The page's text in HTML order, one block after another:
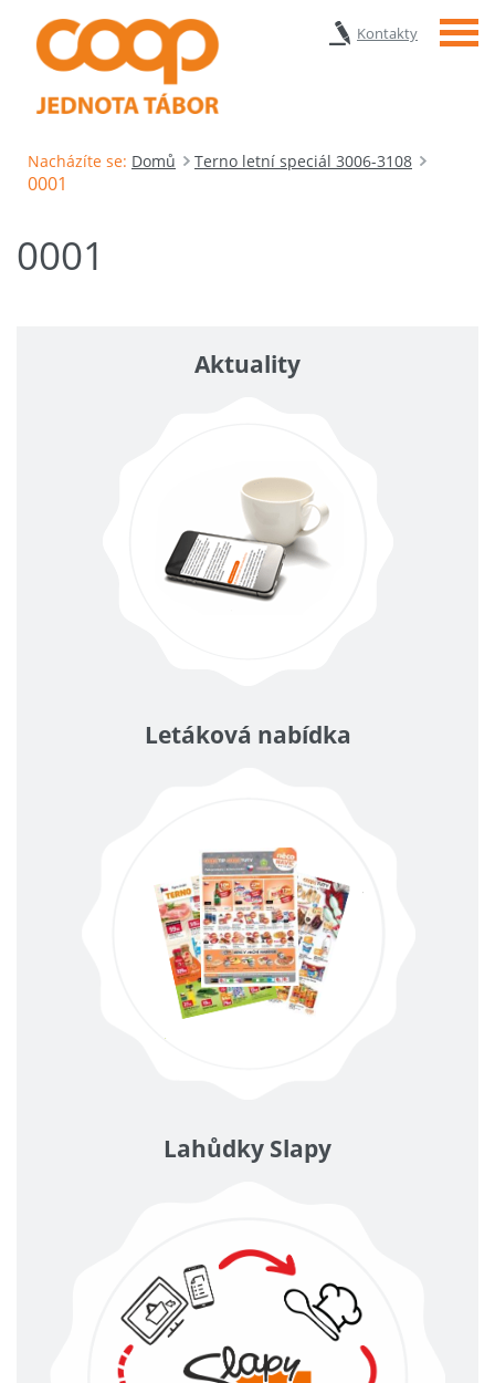
Kontakty Menu
Nacházíte se: Domů Terno letní speciál 3006-3108
0001
0001
Aktuality
Letáková nabídka
Lahůdky Slapy